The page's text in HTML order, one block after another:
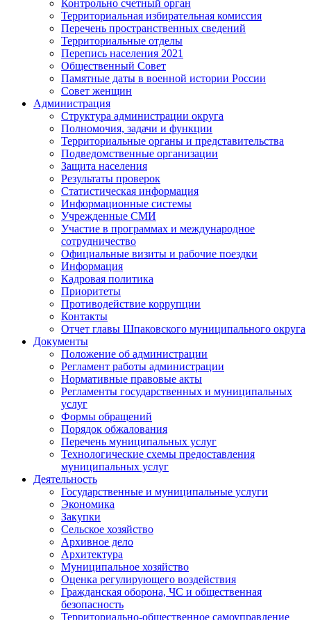
Контрольно счетный орган
Территориальная избирательная комиссия
Перечень пространственных сведений
Территориальные отделы
Перепись населения 2021
Общественный Совет
Памятные даты в военной истории России
Совет женщин
Администрация
Структура администрации округа
Полномочия, задачи и функции
Территориальные органы и представительства
Подведомственные организации
Защита населения
Результаты проверок
Статистическая информация
Информационные системы
Учрежденные СМИ
Участие в программах и международное
сотрудничество
Официальные визиты и рабочие поездки
Информация
Кадровая политика
Приоритеты
Противодействие коррупции
Контакты
Отчет главы Шпаковского муниципального округа
Документы
Положение об администрации
Регламент работы администрации
Нормативные правовые акты
Регламенты государственных и муниципальных
услуг
Формы обращений
Порядок обжалования
Перечень муниципальных услуг
Технологические схемы предоставления
муниципальных услуг
Деятельность
Государственные и муниципальные услуги
Экономика
Закупки
Сельское хозяйство
Архивное дело
Архитектура
Муниципальное хозяйство
Оценка регулирующего воздействия
Гражданская оборона, ЧС и общественная
безопасность
Территориально-общественное самоуправление